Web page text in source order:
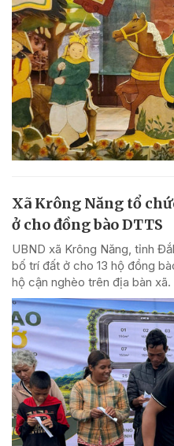
Xã Krông Năng tổ
ở cho đồng bào DTTS
UBND xã Krông Năng, tỉnh
bố trí đất ở cho 13 hộ đồng
hộ cận nghèo trên địa bàn xã.